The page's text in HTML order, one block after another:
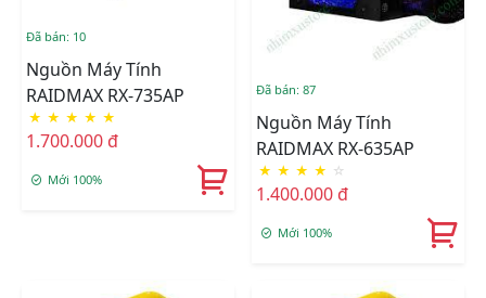
Đã bán: 10
Nguồn Máy Tính
RAIDMAX RX-735AP
★ ★ ★ ★ ★
1.700.000 đ
Mới 100%
Đã bán: 87
Nguồn Máy Tính
RAIDMAX RX-635AP
★ ★ ★ ★ ☆
1.400.000 đ
Mới 100%